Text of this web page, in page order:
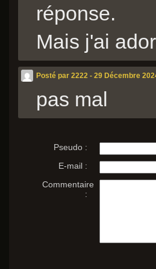
réponse.
Mais j'ai
Posté par 2222 - 29 Décembre
pas mal
Pseudo :
E-mail :
Commentaire
: